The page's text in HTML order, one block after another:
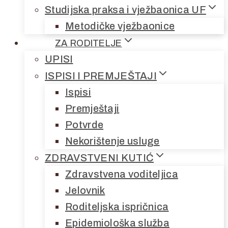
Studijska praksa i vježbaonica UF
Metodičke vježbaonice
ZA RODITELJE
UPISI
ISPISI I PREMJEŠTAJI
Ispisi
Premještaji
Potvrde
Nekorištenje usluge
ZDRAVSTVENI KUTIĆ
Zdravstvena voditeljica
Jelovnik
Roditeljska ispričnica
Epidemiološka služba